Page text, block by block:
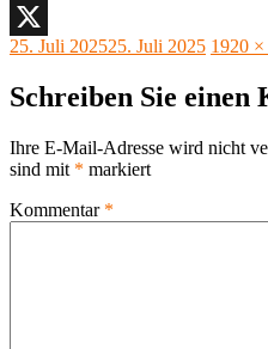
Facebook
X
Veröffentlicht
25. Juli 202525. Juli 2025 1920 ×
Schreiben Sie einen
Ihre E-Mail-Adresse wird nicht
sind mit * markiert
Kommentar *